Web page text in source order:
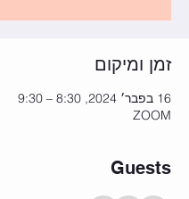
זמן ומיקום
16 בפבר׳ 2024, 8:30 – 9:30
ZOOM
Guests